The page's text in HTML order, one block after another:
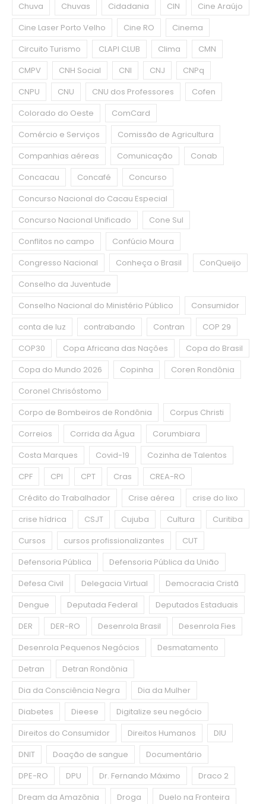
Chuva
Chuvas Cidadania CIN
Cine Araújo
Cine Laser Porto Velho
Cine RO
Cinema
Circuito Turismo
CLAPI CLUB Clima
CMN
CMPV
CNH Social CNI CNJ
CNPq
CNPU
CNU CNU dos Professores
Cofen
Colorado do Oeste
ComCard
Comércio e Serviços
Comissão de Agricultura
Companhias aéreas
Comunicação
Conab
Concacau
Concafé
Concurso
Concurso Nacional do Cacau Especial
Concurso Nacional Unificado
Cone Sul
Conflitos no campo
Confúcio Moura
Congresso Nacional
Conheça o Brasil
ConQueijo
Conselho da Juventude
Conselho Nacional do Ministério Público
Consumidor
conta de luz
contrabando Contran
COP 29
COP30
Copa Africana das Nações
Copa do Brasil
Copa do Mundo 2026
Copinha
Coren Rondônia
Coronel Chrisóstomo
Corpo de Bombeiros de Rondônia
Corpus Christi
Correios
Corrida da Água
Corumbiara
Costa Marques
Covid-19
Cozinha de Talentos
CPF
CPI CPT Cras
CREA-RO
Crédito do Trabalhador
Crise aérea
crise do lixo
crise hídrica
CSJT Cujuba Cultura
Curitiba
Cursos
cursos profissionalizantes
CUT
Defensoria Pública
Defensoria Pública da União
Defesa Civil
Delegacia Virtual
Democracia Cristã
Dengue
Deputada Federal
Deputados Estaduais
DER
DER-RO Desenrola Brasil
Desenrola Fies
Desenrola Pequenos Negócios
Desmatamento
Detran
Detran Rondônia
Dia da Consciência Negra
Dia da Mulher
Diabetes
Dieese
Digitalize seu negócio
Direitos do Consumidor
Direitos Humanos
DIU
DNIT
Doação de sangue
Documentário
DPE-RO
DPU Dr. Fernando Máximo
Draco 2
Dream da Amazônia
Droga
Duelo na Fronteira